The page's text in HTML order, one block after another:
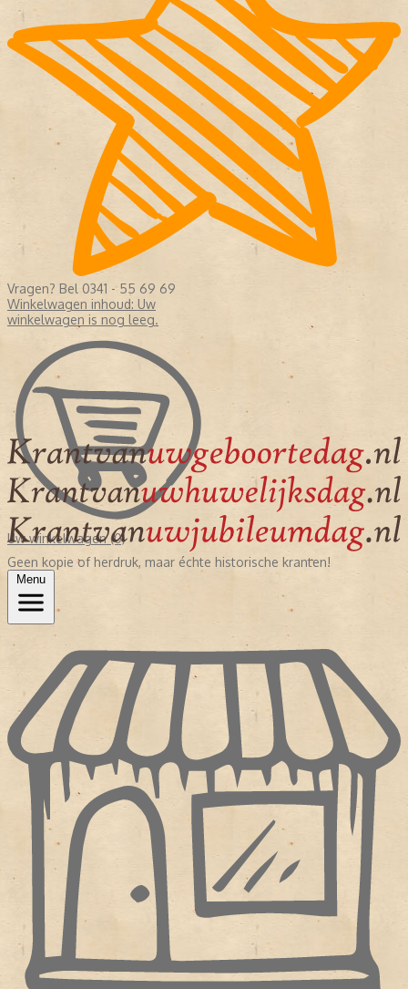
Vragen? Bel 0341 - 55 69 69
Winkelwagen inhoud: Uw
winkelwagen is nog leeg.
Uw winkelwagen (0)
Geen kopie of herdruk, maar échte historische kranten!
Menu